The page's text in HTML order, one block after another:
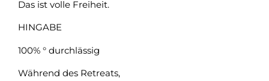
Das ist volle Freiheit.
HINGABE
100% ° durchlässig
Während des Retreats,